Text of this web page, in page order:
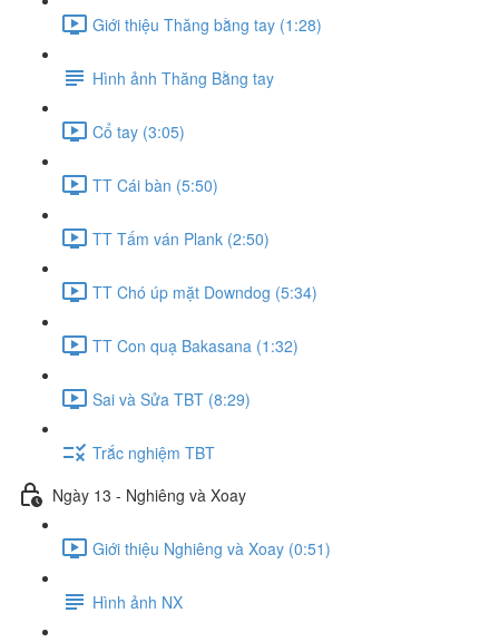
Giới thiệu Thăng bằng tay (1:28)
Hình ảnh Thăng Bằng tay
Cổ tay (3:05)
TT Cái bàn (5:50)
TT Tấm ván Plank (2:50)
TT Chó úp mặt Downdog (5:34)
TT Con quạ Bakasana (1:32)
Sai và Sửa TBT (8:29)
Trắc nghiệm TBT
Ngày 13 - Nghiêng và Xoay
Giới thiệu Nghiêng và Xoay (0:51)
Hình ảnh NX